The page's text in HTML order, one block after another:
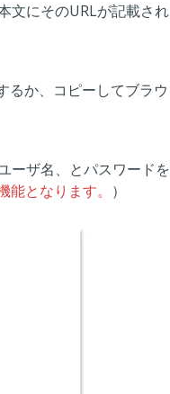
文にそのURLが記載され
るか、コピーしてブラウ
ーザ名、とパスワードを
となります。 ）